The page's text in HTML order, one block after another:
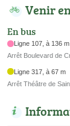
Venir
En bus
Ligne 107, à 136 m
Arrêt Boulevard de
Ligne 317, à 67 m
Arrêt Théâtre de